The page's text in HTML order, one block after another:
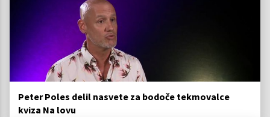
Peter Poles delil nasvete za bodoče tekmovalce
kviza Na lovu